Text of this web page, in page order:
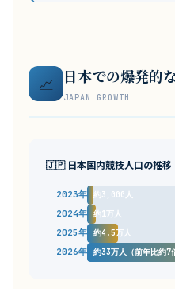
📈 日本での爆発的
JAPAN GROWTH
🇯🇵 日本国内競技人口の推移
2023年 約3,000人
2024年 約1万人
2025年 約4.5万人
2026年 約33万人（前年比約7